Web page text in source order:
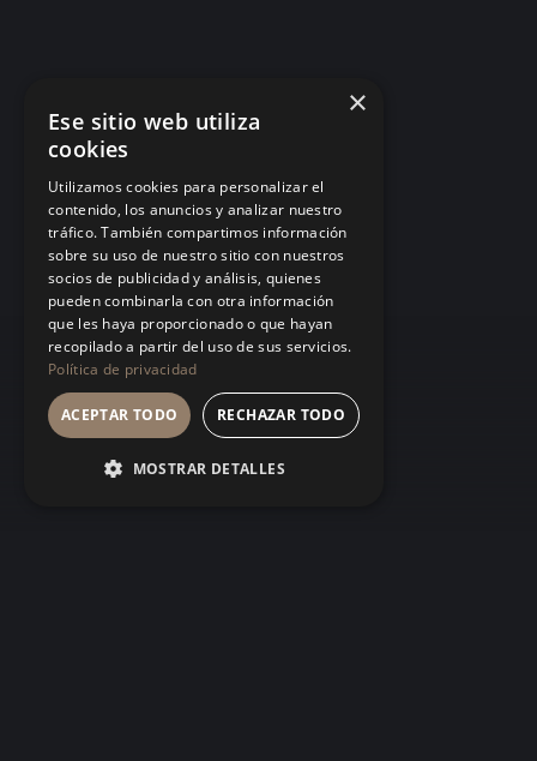
×
Ese sitio web utiliza
cookies
Utilizamos cookies para personalizar el
contenido, los anuncios y analizar nuestro
tráfico. También compartimos información
sobre su uso de nuestro sitio con nuestros
socios de publicidad y análisis, quienes
pueden combinarla con otra información
que les haya proporcionado o que hayan
recopilado a partir del uso de sus servicios.
Política de privacidad
ACEPTAR TODO RECHAZAR TODO
MOSTRAR DETALLES